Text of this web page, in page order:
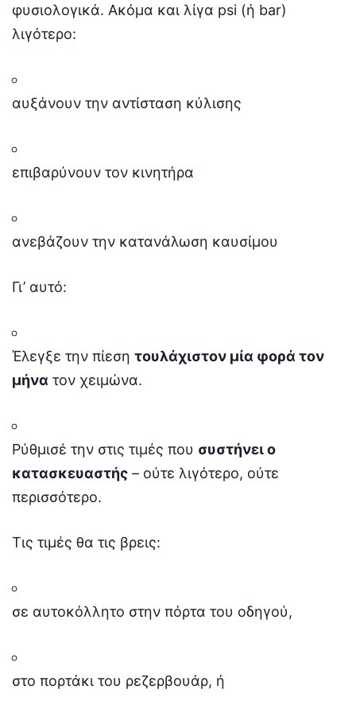
φυσιολογικά. Ακόμα και λίγα psi (ή bar)
λιγότερο:
αυξάνουν την αντίσταση κύλισης
επιβαρύνουν τον κινητήρα
ανεβάζουν την κατανάλωση καυσίμου
Γι’ αυτό:
Έλεγξε την πίεση τουλάχιστον μία φορά τον
μήνα τον χειμώνα.
Ρύθμισέ την στις τιμές που συστήνει ο
κατασκευαστής – ούτε λιγότερο, ούτε
περισσότερο.
Τις τιμές θα τις βρεις:
σε αυτοκόλλητο στην πόρτα του οδηγού,
στο πορτάκι του ρεζερβουάρ, ή